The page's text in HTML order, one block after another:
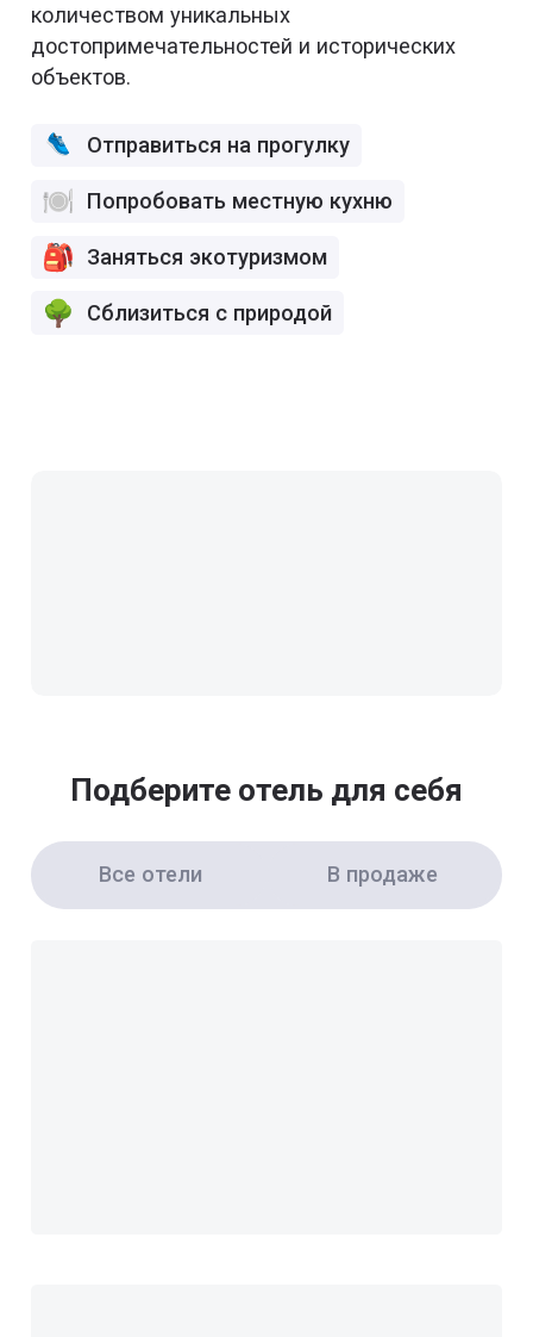
количеством уникальных
достопримечательностей и исторических
объектов.
Отправиться на прогулку
Попробовать местную кухню
Заняться экотуризмом
Сблизиться с природой
Подберите отель для себя
Все отели В продаже